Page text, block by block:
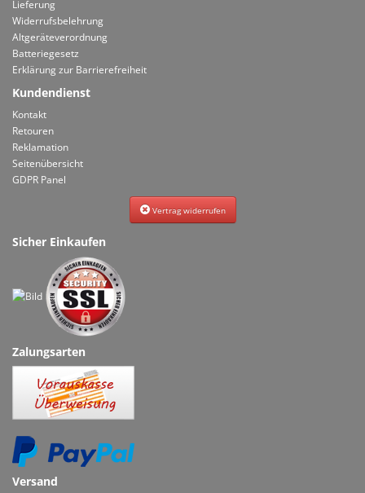
Lieferung
Widerrufsbelehrung
Altgeräteverordnung
Batteriegesetz
Erklärung zur Barrierefreiheit
Kundendienst
Kontakt
Retouren
Reklamation
Seitenübersicht
GDPR Panel
Vertrag widerrufen
Sicher Einkaufen
Zalungsarten
Versand